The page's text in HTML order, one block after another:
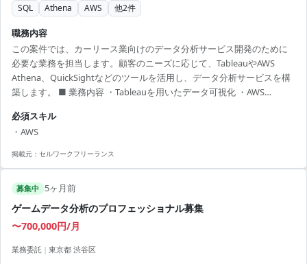
SQL Athena AWS 他2件
職務内容
この案件では、カーリース業向けのデータ分析サービス開発のために
必要な業務を担当します。顧客のニーズに応じて、TableauやAWS
Athena、QuickSightなどのツールを活用し、データ分析サービスを構
築します。 ■ 業務内容 ・Tableauを用いたデータ可視化 ・AWS
ネス分析ダッシュボードの作成 ・SQLを活用した複雑なデータ処理 ・
各種システム間のデータ連携および調整 【アピールポイント】 ・
TableauやAWSの最新技術を活用できる環境 ・自動車業界に特化したデ
必須スキル
・AWS
掲載元： セルワークフリーランス
募集中 5ヶ月前
ゲームデータ分析のプロフェッショナル募集
〜700,000円/月
業務委託 | 東京都 渋谷区